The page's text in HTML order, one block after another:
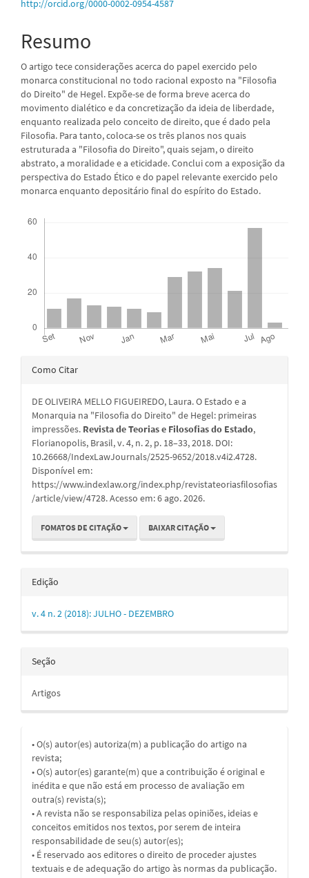
principal
http://orcid.org/0000-0002-0954-4587
Resumo
O artigo tece considerações acerca do papel exercido pelo
monarca constitucional no todo racional exposto na "Filosofia
do Direito" de Hegel. Expõe-se de forma breve acerca do
movimento dialético e da concretização da ideia de liberdade,
enquanto realizada pelo conceito de direito, que é dado pela
Filosofia. Para tanto, coloca-se os três planos nos quais
estruturada a "Filosofia do Direito", quais sejam, o direito
abstrato, a moralidade e a eticidade. Conclui com a exposição da
perspectiva do Estado Ético e do papel relevante exercido pelo
monarca enquanto depositário final do espírito do Estado.
Detalhes
artigo
Como Citar
DE OLIVEIRA MELLO FIGUEIREDO, Laura. O Estado e a
Monarquia na "Filosofia do Direito" de Hegel: primeiras
impressões. Revista de Teorias e Filosofias do Estado,
Florianopolis, Brasil, v. 4, n. 2, p. 18–33, 2018. DOI:
10.26668/IndexLawJournals/2525-9652/2018.v4i2.4728.
Disponível em:
https://www.indexlaw.org/index.php/revistateoriasfilosofias
/article/view/4728. Acesso em: 6 ago. 2026.
FOMATOS DE CITAÇÃO BAIXAR CITAÇÃO
Edição
v. 4 n. 2 (2018): JULHO - DEZEMBRO
Seção
Artigos
• O(s) autor(es) autoriza(m) a publicação do artigo na
revista;
• O(s) autor(es) garante(m) que a contribuição é original e
inédita e que não está em processo de avaliação em
outra(s) revista(s);
• A revista não se responsabiliza pelas opiniões, ideias e
conceitos emitidos nos textos, por serem de inteira
responsabilidade de seu(s) autor(es);
• É reservado aos editores o direito de proceder ajustes
textuais e de adequação do artigo às normas da publicação.